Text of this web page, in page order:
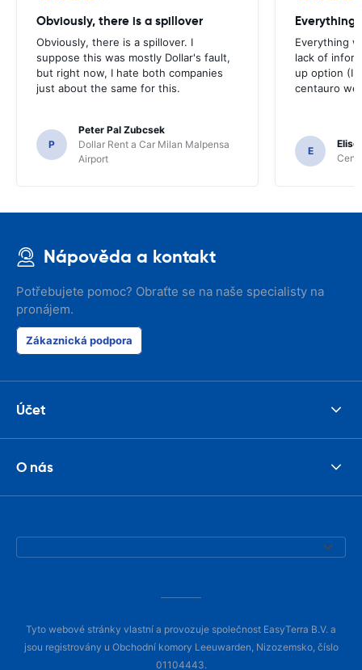
Obviously, there is a spillover
Obviously, there is a spillover. I
suppose this was mostly Dollar's fault,
but right now, I hate both companies
just about the same for this.
P
Peter Pal Zubcsek
Dollar Rent a Car Milan Malpensa
Airport
Everything
Everything
lack of
up option (I
centauro
E
Nápověda a kontakt
Potřebujete pomoc? Obraťte se na naše specialisty na
pronájem.
Zákaznická podpora
Účet
O nás
Tyto webové stránky vlastní a provozuje společnost EasyTerra B.V. a
jsou registrovány u Obchodní komory Leeuwarden, Nizozemsko, číslo
01104443.